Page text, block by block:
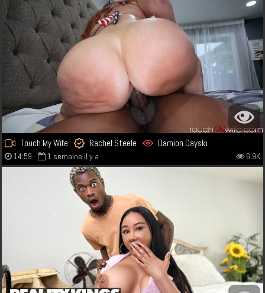
Touch My Wife Rachel Steele Damion Dayski
14:59 1 semaine il y a 6.9K